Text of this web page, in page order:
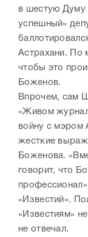
в шестую Думу
успешный»
Астрахани. По
чтобы это
Боженов.
Впрочем, сам
«Живом
войну с мэром
жесткие
Боженова.
говорит, что
«Известий».
«Известиям»
не отвечал.